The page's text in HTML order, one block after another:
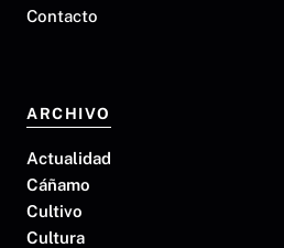
Contacto
ARCHIVO
Actualidad
Cáñamo
Cultivo
Cultura